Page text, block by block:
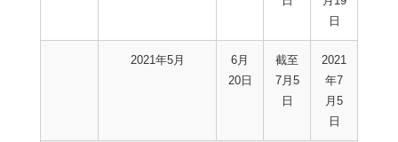
日
2021年5月
6月
20日
截至
7月5
日
2021
年7
月5
日